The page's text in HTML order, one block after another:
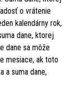
o vrátenie
kalendárny rok,
dane, ktorej
dane sa môže
mesiace, ak toto
a suma dane,